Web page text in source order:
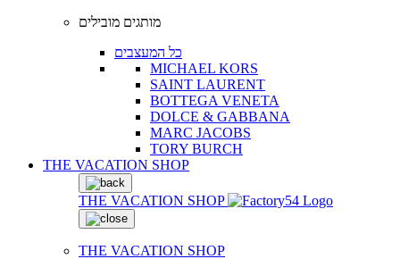
מותגים מובילים
כל המעצבים
MICHAEL KORS
SAINT LAURENT
BOTTEGA VENETA
DOLCE & GABBANA
MARC JACOBS
TORY BURCH
THE VACATION SHOP
THE VACATION SHOP
THE VACATION SHOP